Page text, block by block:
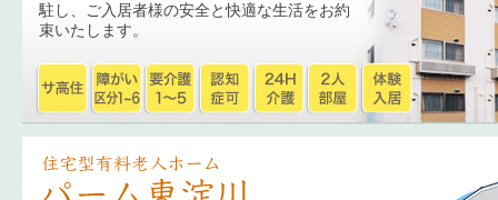
駐し、ご入居者様の安全と快適な生活をお約
束いたします。